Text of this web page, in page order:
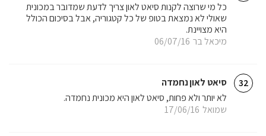
מיכאל בר 06/07/16
כל מי שרוצה לקנות סיאט לאון צריך לדעת שמדובר במכונית
שאולי לא נמצאת בטופ של כל קטגוריה, אבל בסיכום הכולל
היא מצויינת.
32 סיאט לאון נחמדה
שמואל 17/06/16
לא יותר ולא פחות, סיאט לאון היא מכונית נחמדה.